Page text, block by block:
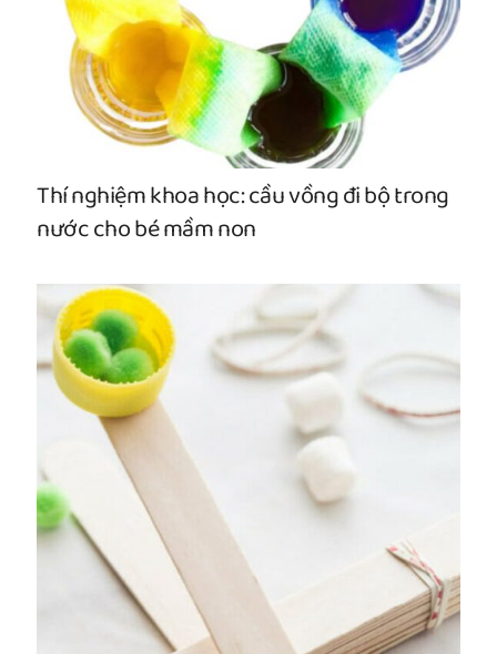
Thí nghiệm khoa học: cầu vồng đi bộ trong
nước cho bé mầm non